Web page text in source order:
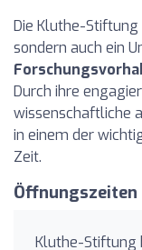
Die Kluthe-
sondern auch ein
Durch ihre
wissenschaftliche
in einem der
Zeit.
Öffnungszeiten
Kluthe-Stiftung